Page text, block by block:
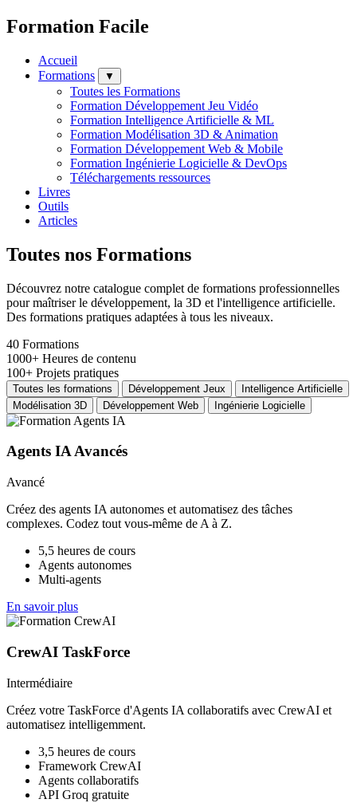
Formation Facile
Accueil
Formations
▼
Toutes les Formations
Formation Développement Jeu Vidéo
Formation Intelligence Artificielle & ML
Formation Modélisation 3D & Animation
Formation Développement Web & Mobile
Formation Ingénierie Logicielle & DevOps
Téléchargements ressources
Livres
Outils
Articles
Toutes nos Formations
Découvrez notre catalogue complet de formations professionnelles
pour maîtriser le développement, la 3D et l'intelligence artificielle.
Des formations pratiques adaptées à tous les niveaux.
40 Formations
1000+ Heures de contenu
100+ Projets pratiques
Toutes les formations Développement Jeux
Intelligence Artificielle
Modélisation 3D
Développement Web Ingénierie Logicielle
Agents IA Avancés
Avancé
Créez des agents IA autonomes et automatisez des tâches
complexes. Codez tout vous-même de A à Z.
5,5 heures de cours
Agents autonomes
Multi-agents
En savoir plus
CrewAI TaskForce
Intermédiaire
Créez votre TaskForce d'Agents IA collaboratifs avec CrewAI et
automatisez intelligemment.
3,5 heures de cours
Framework CrewAI
Agents collaboratifs
API Groq gratuite